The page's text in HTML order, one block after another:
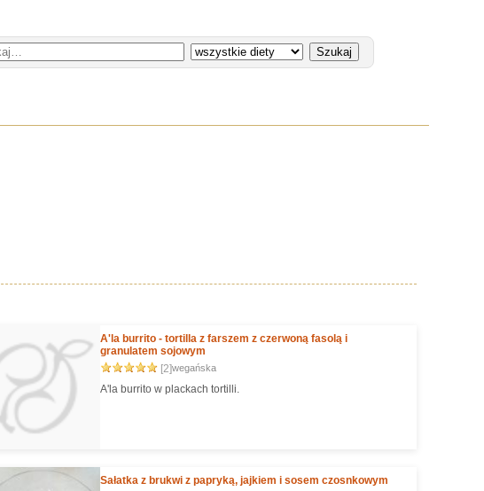
A'la burrito - tortilla z farszem z czerwoną fasolą i
granulatem sojowym
[2]wegańska
A'la burrito w plackach tortilli.
Sałatka z brukwi z papryką, jajkiem i sosem czosnkowym